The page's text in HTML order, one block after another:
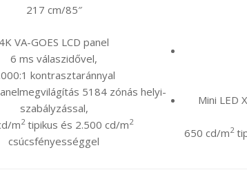
217 cm/85″
4K VA-GOES LCD panel
6 ms válaszidővel,
kontrasztaránnyal
5184 zónás helyi-
szabályzással,
m2tipikus és 2.500 cd/m2
csúcsfényességgel
Mini LED
650 cd/m2